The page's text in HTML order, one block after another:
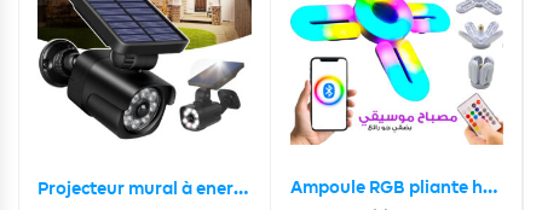
Projecteur mural à energie solaire en forme de camera Avec Détecteur De Mouvement et détecteur jour/nuit Ampoule RGB pliante haut-parleur Bluetooth, télécommande E27,48W